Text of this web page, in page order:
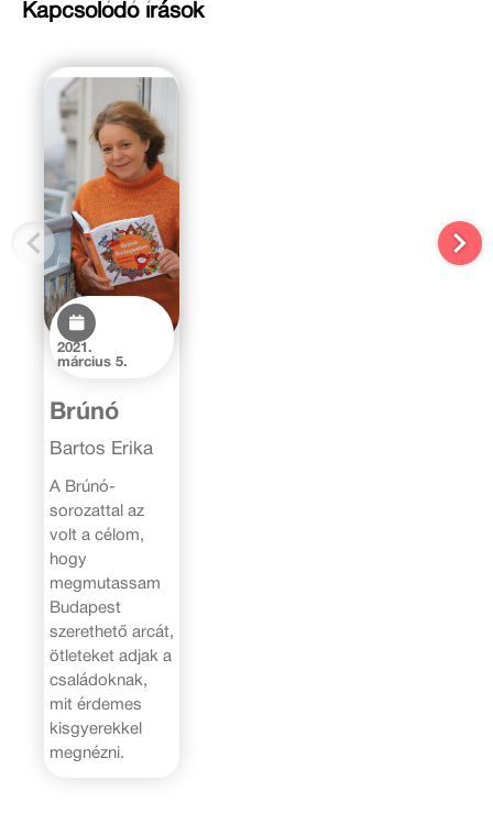
Kapcsolódó írások
2021.
március 5.
Brúnó
Bartos Erika
A Brúnó-
sorozattal az
volt a célom,
hogy
megmutassam
Budapest
szerethető arcát,
ötleteket adjak a
családoknak,
mit érdemes
kisgyerekkel
megnézni.